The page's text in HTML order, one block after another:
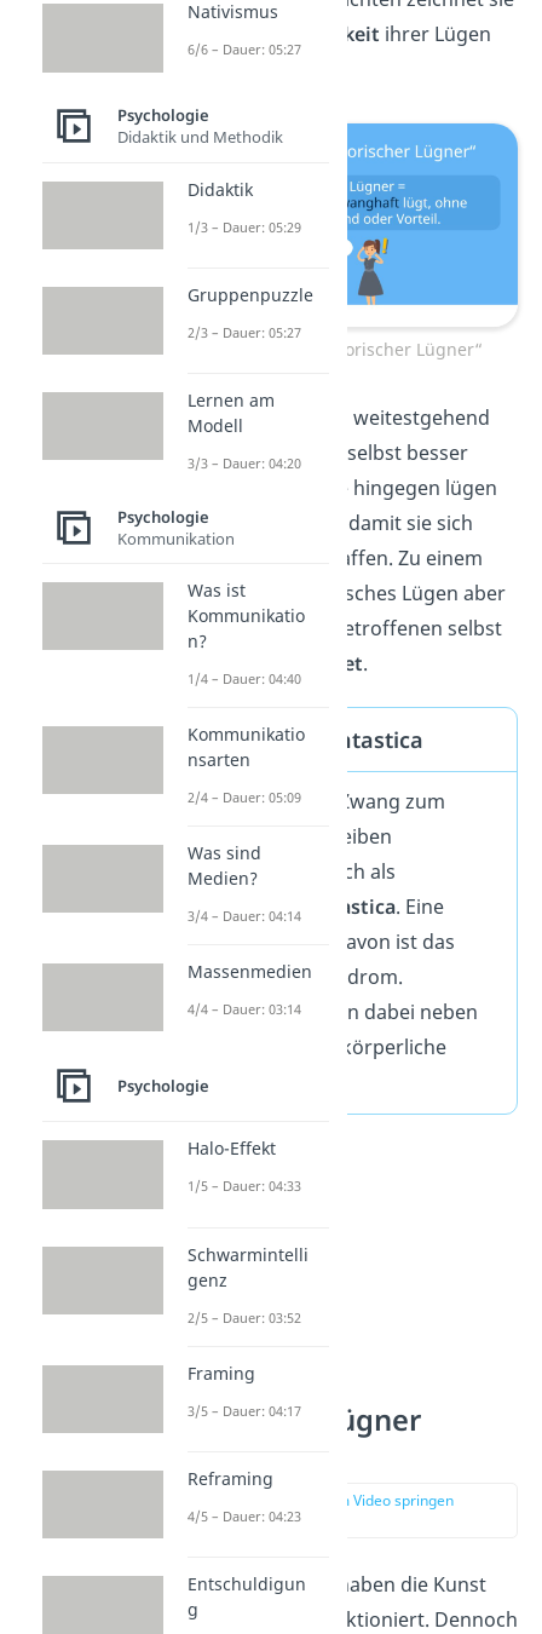
Häufigkeit ihrer Lügen
aus.
Definition von „notorischer Lügner“
Manche machen das weitestgehend
unbewusst
, um sich selbst besser
darzustellen. Andere hingegen lügen
aus tiefster
, damit sie sich
einen Vorteil verschaffen. Zu einem
Problem wird notorisches Lügen aber
erst, wenn es dem Betroffenen selbst
anderen schadet.
Pseudologia Fantastica
Den krankhaften
Zwang zum
Lügen und Übertreiben
bezeichnest du auch als
Pseudologia Fantastica. Eine
besondere Form davon ist das
Münchhausen-Syndrom.
Betroffene erfinden dabei neben
ihren Lügen auch körperliche
Beschwerden.
Notorische Lügner
zur Stelle im Video springen
(00:47)
Chronische Lügner haben die Kunst
des Betrügens perfektioniert. Dennoch
Nativismus
6/6 – Dauer: 05:27
Psychologie
Didaktik und Methodik
Didaktik
1/3 – Dauer: 05:29
Gruppenpuzzle
2/3 – Dauer: 05:27
Lernen am
Modell
3/3 – Dauer: 04:20
Psychologie
Kommunikation
Was ist
Kommunikatio
n?
1/4 – Dauer: 04:40
Kommunikatio
nsarten
2/4 – Dauer: 05:09
Was sind
Medien?
3/4 – Dauer: 04:14
Massenmedien
4/4 – Dauer: 03:14
Psychologie
Halo-Effekt
1/5 – Dauer: 04:33
Schwarmintelli
genz
2/5 – Dauer: 03:52
Framing
3/5 – Dauer: 04:17
Reframing
4/5 – Dauer: 04:23
Entschuldigun
g